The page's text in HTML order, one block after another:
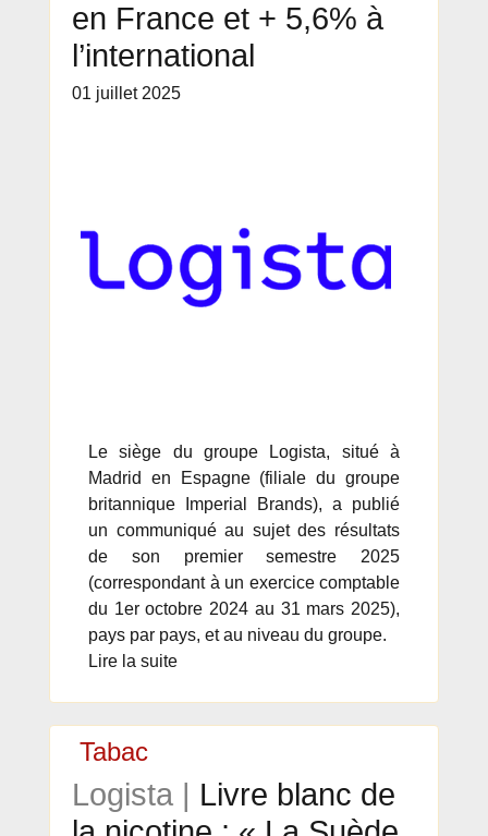
en France et + 5,6% à
l’international
01 juillet 2025
Le siège du groupe Logista, situé à
Madrid en Espagne (filiale du groupe
britannique Imperial Brands), a publié
un communiqué au sujet des résultats
de son premier semestre 2025
(correspondant à un exercice comptable
du 1er octobre 2024 au 31 mars 2025),
pays par pays, et au niveau du groupe.
Lire la suite
Tabac
Logista | Livre blanc de